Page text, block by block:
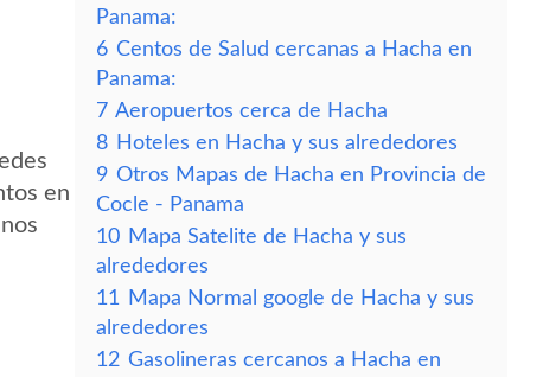
en
Panama:
6 Centos de Salud cercanas a Hacha en
Panama:
7 Aeropuertos cerca de Hacha
8 Hoteles en Hacha y sus alrededores
9 Otros Mapas de Hacha en Provincia de
Cocle - Panama
10 Mapa Satelite de Hacha y sus
alrededores
11
Mapa Normal google de Hacha y sus
alrededores
12 Gasolineras cercanos a Hacha en